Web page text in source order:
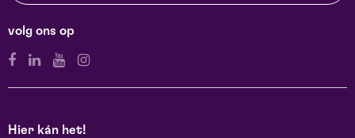
volg ons op
Hier kán het!